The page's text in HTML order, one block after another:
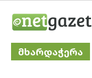
მხარდაჭერა